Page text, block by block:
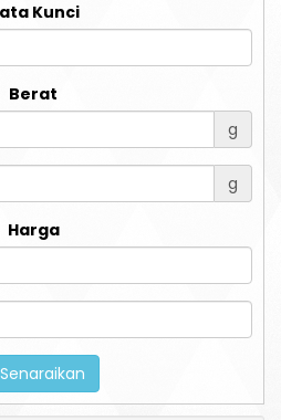
Kunci
Berat
g
g
Harga
Senaraikan